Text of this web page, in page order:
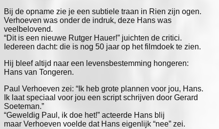
Bij de opname zie je een subtiele traan in Rien zijn ogen.
Verhoeven was onder de indruk, deze Hans was
veelbelovend.
“Dit is een nieuwe Rutger Hauer!” juichten de critici.
Iedereen dacht: die is nog 50 jaar op het filmdoek te zien.
Hij bleef altijd naar een levensbestemming hongeren:
Hans van Tongeren.
Paul Verhoeven zei: “Ik heb grote plannen voor jou, Hans.
Ik laat speciaal voor jou een script schrijven door Gerard
Soeteman.”
“Geweldig Paul, ik doe het!” acteerde Hans blij
maar Verhoeven voelde dat Hans eigenlijk “nee” zei.